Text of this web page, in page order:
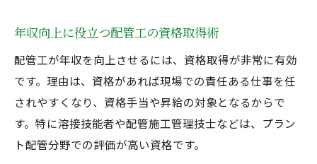
年収向上に役立つ配管工の資格取得術
配管工が年収を向上させるには、資格取得が非常に有効
です。理由は、資格があれば現場での責任ある仕事を任
されやすくなり、資格手当や昇給の対象となるからで
す。特に溶接技能者や配管施工管理技士などは、プラン
ト配管分野での評価が高い資格です。